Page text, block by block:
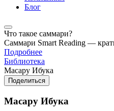
Блог
Что такое саммари?
Саммари Smart Reading —
Подробнее
Библиотека
Масару Ибука
Поделиться
Масару Ибука